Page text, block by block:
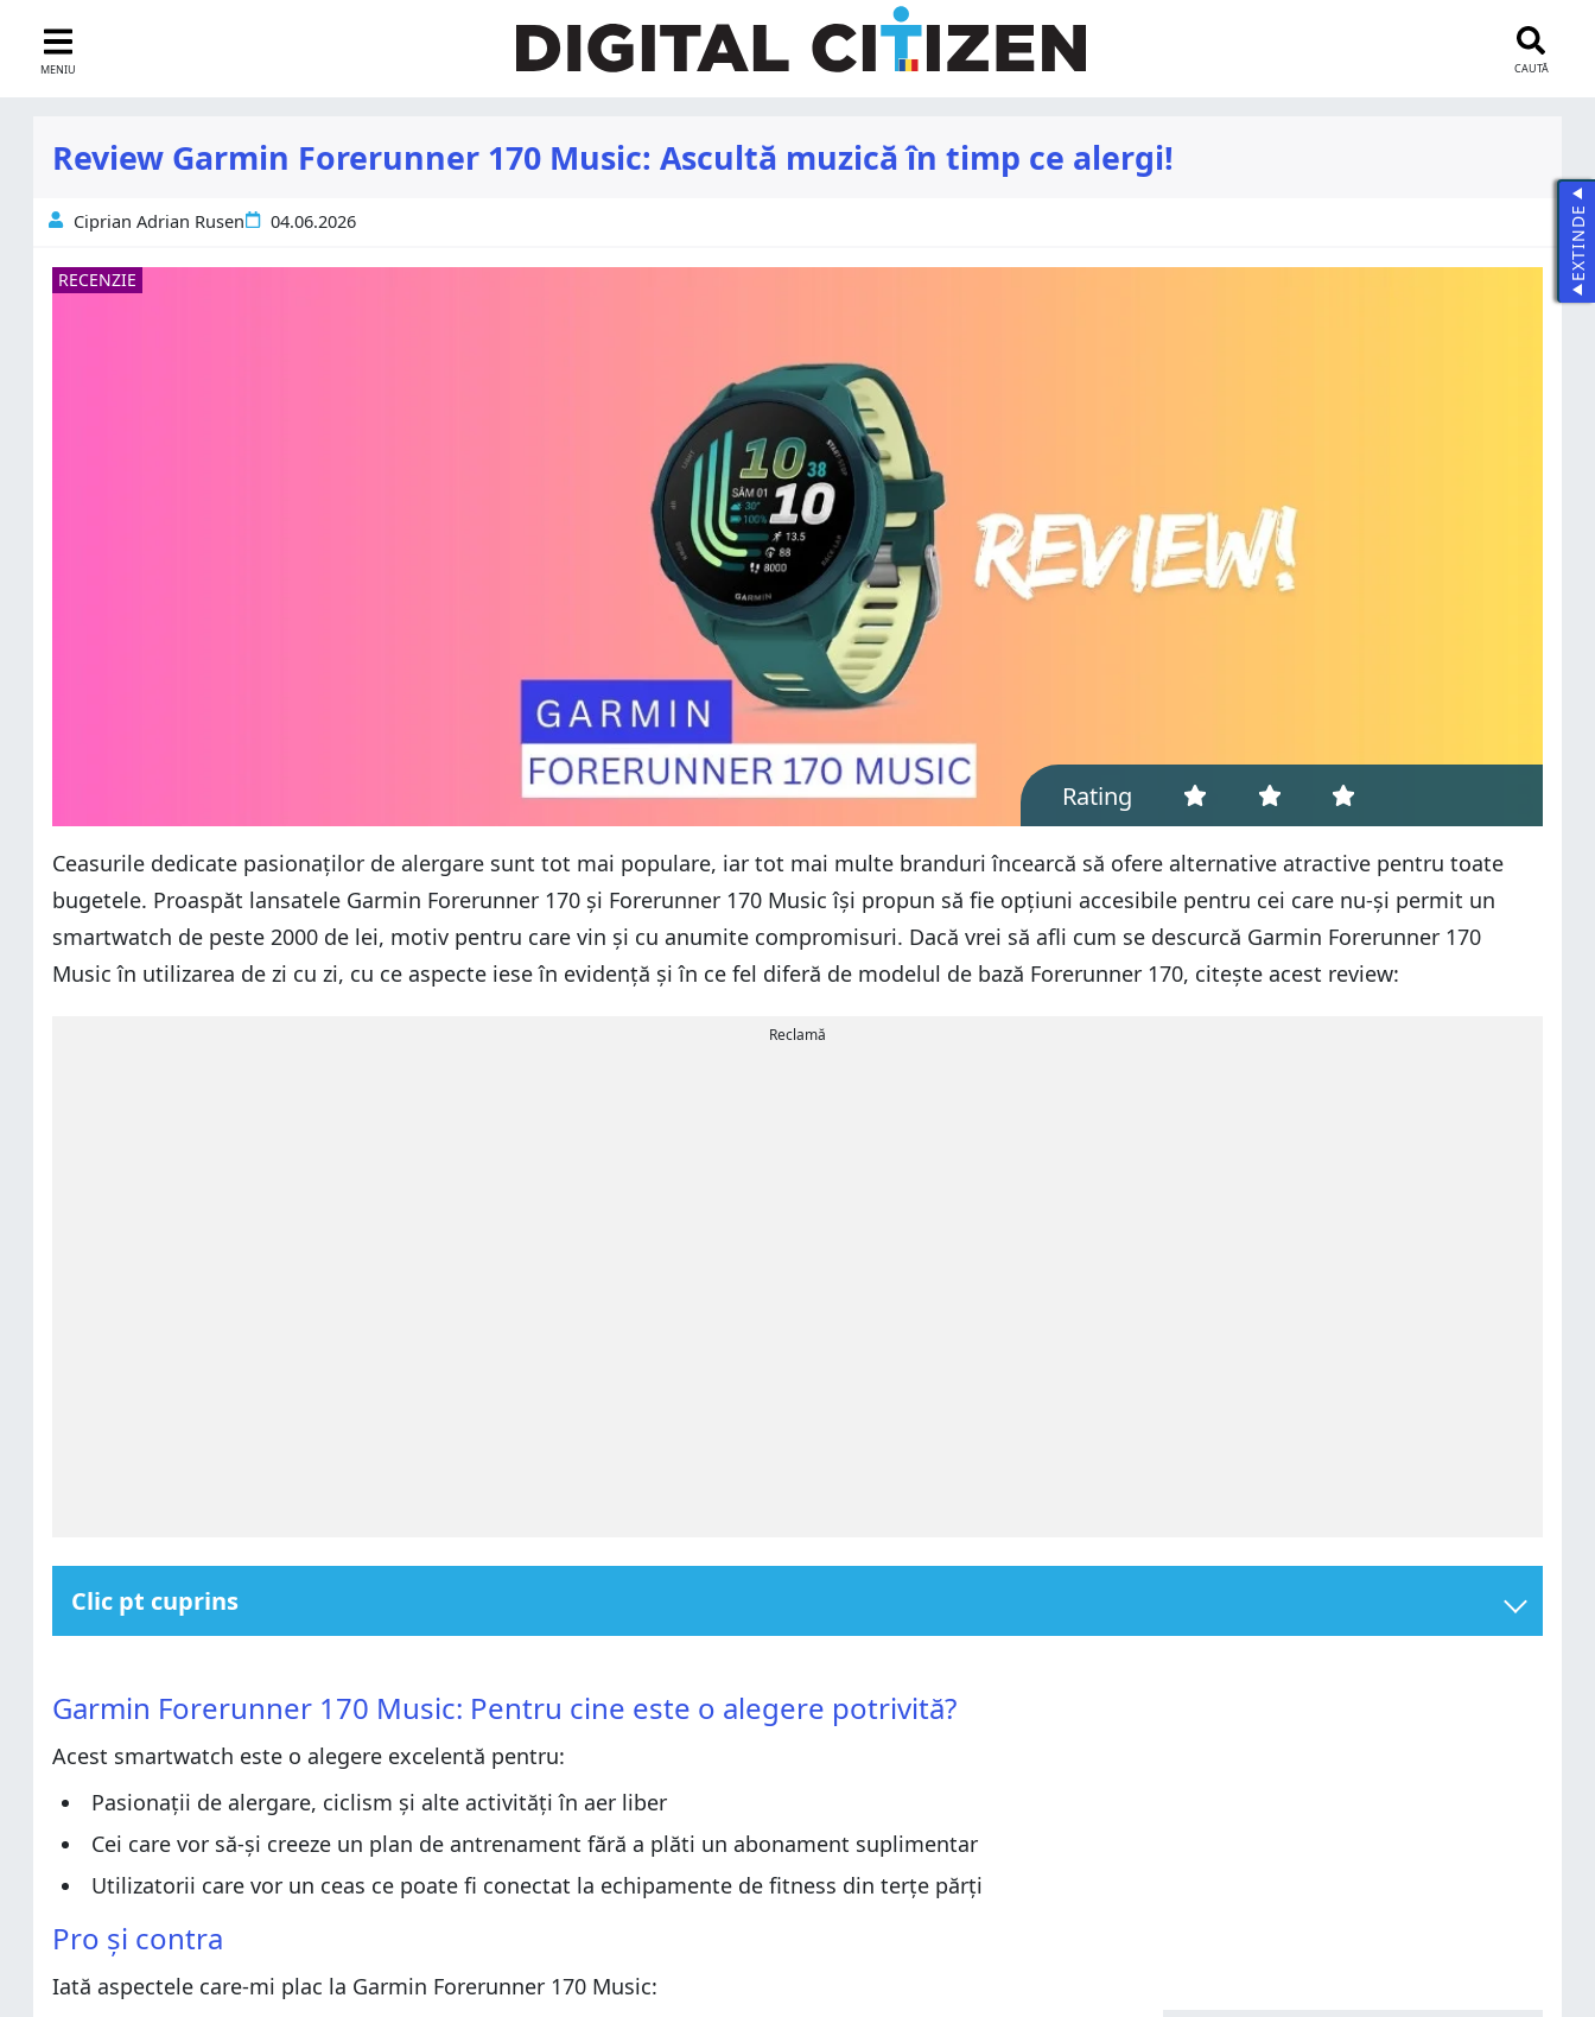
MENIU CAUTĂ
Review Garmin Forerunner 170 Music: Ascultă muzică în timp ce alergi!
Ciprian Adrian Rusen 04.06.2026
RECENZIE
Rating
Ceasurile dedicate pasionaților de alergare sunt tot mai populare, iar tot mai multe branduri încearcă să ofere alternative atractive pentru toate
bugetele. Proaspăt lansatele Garmin Forerunner 170 și Forerunner 170 Music își propun să fie opțiuni accesibile pentru cei care nu-și permit un
smartwatch de peste 2000 de lei, motiv pentru care vin și cu anumite compromisuri. Dacă vrei să afli cum se descurcă Garmin Forerunner 170
Music în utilizarea de zi cu zi, cu ce aspecte iese în evidență și în ce fel diferă de modelul de bază Forerunner 170, citește acest review:
Reclamă
Clic pt cuprins
Verdict
Despachetarea lui Garmin Forerunner 170 Music
Design și specificații hardware
Configurarea și utilizarea lui Garmin Forerunner 170 Music
Monitorizarea sănătății cu Garmin Forerunner 170 Music
Ce părere ai despre Garmin Forerunner 170 Music?
Pro și contra
Verdict
Despachetarea lui Garmin Forerunner 170 Music
Configurarea și utilizarea lui Garmin Forerunner 170 Music
Monitorizarea sănătății cu Garmin Forerunner 170 Music
Monitorizarea activităților sportive cu Garmin Forerunner 170 Music
Ce părere ai despre Garmin Forerunner 170 Music?
Garmin Forerunner 170 Music: Pentru cine este o alegere potrivită?
Acest smartwatch este o alegere excelentă pentru:
Pasionații de alergare, ciclism și alte activități în aer liber
Cei care vor să-și creeze un plan de antrenament fără a plăti un abonament suplimentar
Utilizatorii care vor un ceas ce poate fi conectat la echipamente de fitness din terțe părți
Pro și contra
Iată aspectele care-mi plac la Garmin Forerunner 170 Music:
EXTINDE